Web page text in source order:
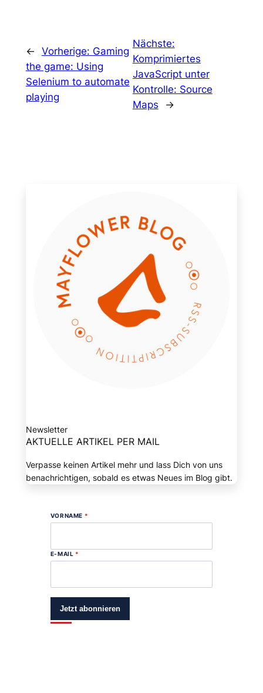
← Vorherige: Gaming
the game: Using
Selenium to automate
playing
Nächste:
Komprimiertes
JavaScript unter
Kontrolle: Source
Maps
→
Newsletter
AKTUELLE ARTIKEL PER MAIL
Verpasse keinen Artikel mehr und lass Dich von uns
benachrichtigen, sobald es etwas Neues im Blog gibt.
VORNAME *
E-MAIL *
Jetzt abonnieren